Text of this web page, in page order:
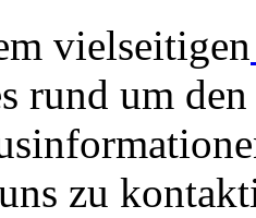
vielseitigen
rund um
zu